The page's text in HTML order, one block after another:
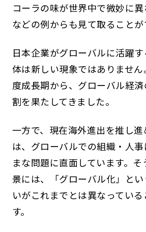
コーラの味が世界中で微妙に
などの例からも見て取ることが
日本企業がグローバルに活躍
体は新しい現象ではありませ
度成長期から、グローバル経
割を果たしてきました。
一方で、現在海外進出を推し
は、グローバルでの組織・人
まな問題に直面しています。
景には、「グローバル化」と
いがこれまでとは異なってい
す。